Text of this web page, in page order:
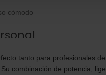
tanto para profesionales de